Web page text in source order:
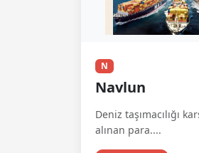
N
Navlun
Deniz taşımacılığı
alınan para....